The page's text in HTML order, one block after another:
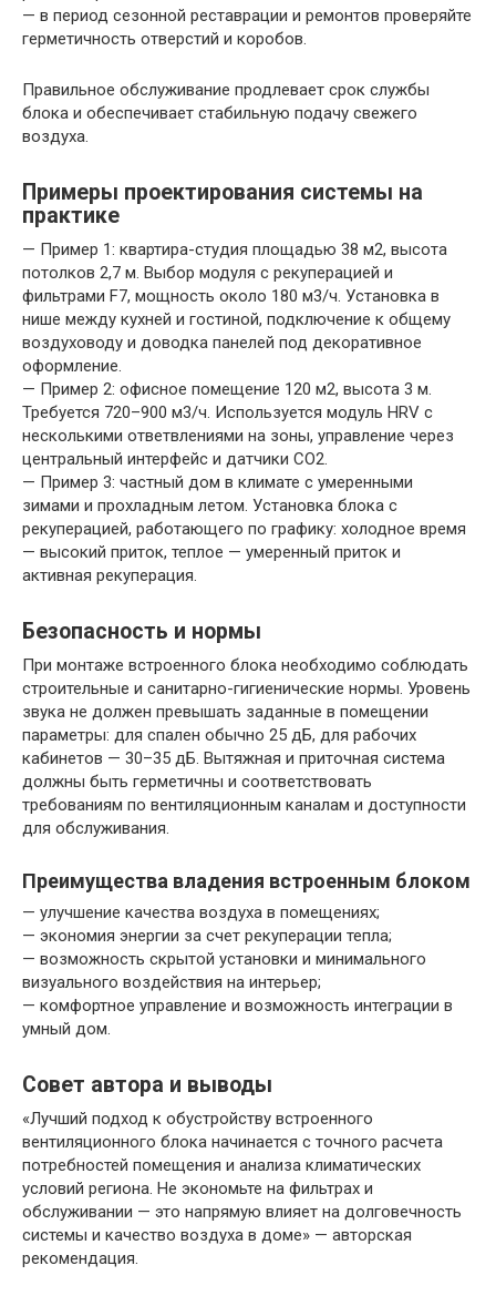
— в период сезонной реставрации и ремонтов проверяйте
герметичность отверстий и коробов.
Правильное обслуживание продлевает срок службы
блока и обеспечивает стабильную подачу свежего
воздуха.
Примеры проектирования системы на
практике
— Пример 1: квартира-студия площадью 38 м2, высота
потолков 2,7 м. Выбор модуля с рекуперацией и
фильтрами F7, мощность около 180 м3/ч. Установка в
нише между кухней и гостиной, подключение к общему
воздуховоду и доводка панелей под декоративное
оформление.
— Пример 2: офисное помещение 120 м2, высота 3 м.
Требуется 720–900 м3/ч. Используется модуль HRV с
несколькими ответвлениями на зоны, управление через
центральный интерфейс и датчики CO2.
— Пример 3: частный дом в климате с умеренными
зимами и прохладным летом. Установка блока с
рекуперацией, работающего по графику: холодное время
— высокий приток, теплое — умеренный приток и
активная рекуперация.
Безопасность и нормы
При монтаже встроенного блока необходимо соблюдать
строительные и санитарно-гигиенические нормы. Уровень
звука не должен превышать заданные в помещении
параметры: для спален обычно 25 дБ, для рабочих
кабинетов — 30–35 дБ. Вытяжная и приточная система
должны быть герметичны и соответствовать
требованиям по вентиляционным каналам и доступности
для обслуживания.
Преимущества владения встроенным блоком
— улучшение качества воздуха в помещениях;
— экономия энергии за счет рекуперации тепла;
— возможность скрытой установки и минимального
визуального воздействия на интерьер;
— комфортное управление и возможность интеграции в
умный дом.
Совет автора и выводы
«Лучший подход к обустройству встроенного
вентиляционного блока начинается с точного расчета
потребностей помещения и анализа климатических
условий региона. Не экономьте на фильтрах и
обслуживании — это напрямую влияет на долговечность
системы и качество воздуха в доме» — авторская
рекомендация.